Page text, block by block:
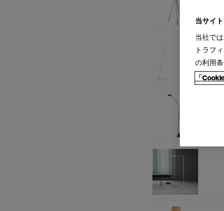
当サイ
当社で
トラフ
の利用
「